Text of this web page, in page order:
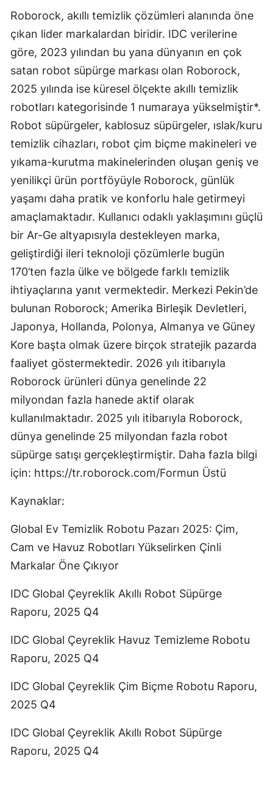
Roborock, akıllı temizlik çözümleri alanında öne
çıkan lider markalardan biridir. IDC verilerine
göre, 2023 yılından bu yana dünyanın en çok
satan robot süpürge markası olan Roborock,
2025 yılında ise küresel ölçekte akıllı temizlik
robotları kategorisinde 1 numaraya yükselmiştir*.
Robot süpürgeler, kablosuz süpürgeler, ıslak/kuru
temizlik cihazları, robot çim biçme makineleri ve
yıkama-kurutma makinelerinden oluşan geniş ve
yenilikçi ürün portföyüyle Roborock, günlük
yaşamı daha pratik ve konforlu hale getirmeyi
amaçlamaktadır. Kullanıcı odaklı yaklaşımını güçlü
bir Ar-Ge altyapısıyla destekleyen marka,
geliştirdiği ileri teknoloji çözümlerle bugün
170’ten fazla ülke ve bölgede farklı temizlik
ihtiyaçlarına yanıt vermektedir. Merkezi Pekin’de
bulunan Roborock; Amerika Birleşik Devletleri,
Japonya, Hollanda, Polonya, Almanya ve Güney
Kore başta olmak üzere birçok stratejik pazarda
faaliyet göstermektedir. 2026 yılı itibarıyla
Roborock ürünleri dünya genelinde 22
milyondan fazla hanede aktif olarak
kullanılmaktadır. 2025 yılı itibarıyla Roborock,
dünya genelinde 25 milyondan fazla robot
süpürge satışı gerçekleştirmiştir. Daha fazla bilgi
için: https://tr.roborock.com/Formun Üstü
Kaynaklar:
Global Ev Temizlik Robotu Pazarı 2025: Çim,
Cam ve Havuz Robotları Yükselirken Çinli
Markalar Öne Çıkıyor
IDC Global Çeyreklik Akıllı Robot Süpürge
Raporu, 2025 Q4
IDC Global Çeyreklik Havuz Temizleme Robotu
Raporu, 2025 Q4
IDC Global Çeyreklik Çim Biçme Robotu Raporu,
2025 Q4
IDC Global Çeyreklik Akıllı Robot Süpürge
Raporu, 2025 Q4